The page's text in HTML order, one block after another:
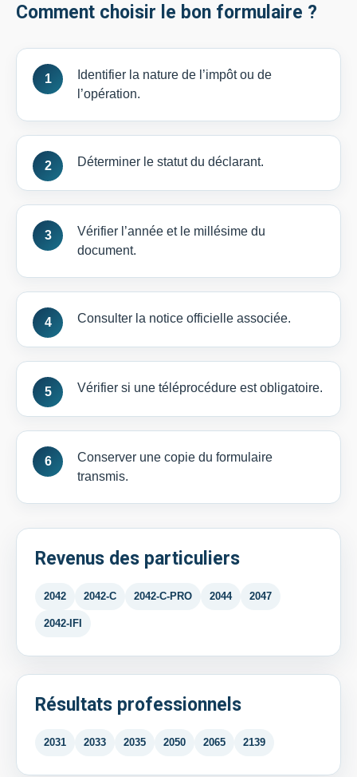
Comment choisir le bon formulaire ?
Identifier la nature de l’impôt ou de
l’opération.
Déterminer le statut du déclarant.
Vérifier l’année et le millésime du
document.
Consulter la notice officielle associée.
Vérifier si une téléprocédure est obligatoire.
Conserver une copie du formulaire
transmis.
Revenus des particuliers
2042 2042-C 2042-C-PRO 2044 2047
2042-IFI
Résultats professionnels
2031 2033 2035 2050 2065 2139